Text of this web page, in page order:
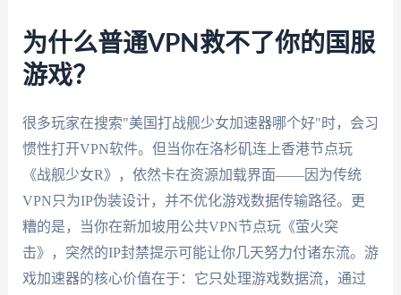
为什么普通VPN救不了你的国服
游戏？
很多玩家在搜索"美国打战舰少女加速器哪个好"时，会习
惯性打开VPN软件。但当你在洛杉矶连上香港节点玩
《战舰少女R》，依然卡在资源加载界面——因为传统
VPN只为IP伪装设计，并不优化游戏数据传输路径。更
糟的是，当你在新加坡用公共VPN节点玩《萤火突
击》，突然的IP封禁提示可能让你几天努力付诸东流。游
戏加速器的核心价值在于：它只处理游戏数据流，通过